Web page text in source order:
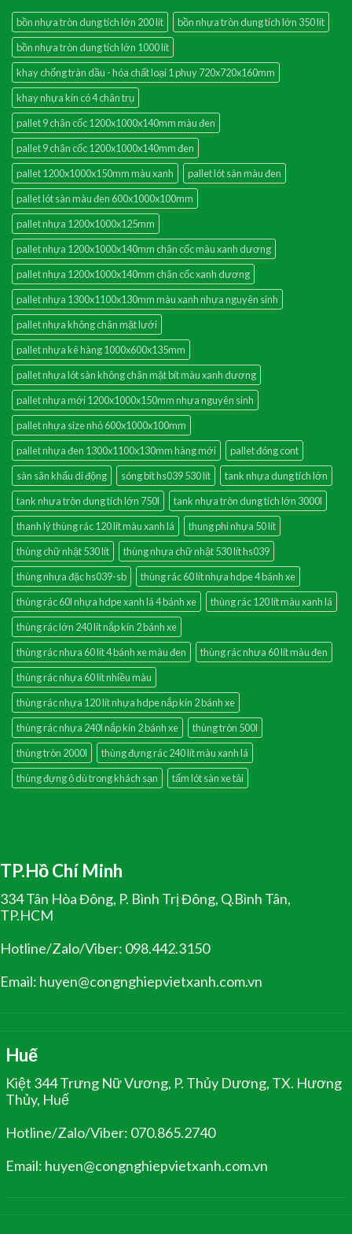
bồn nhựa tròn dung tích lớn 200 lít
bồn nhựa tròn dung tích lớn 350 lít
bồn nhựa tròn dung tích lớn 1000 lít
khay chống tràn dầu - hóa chất loại 1 phuy 720x720x160mm
khay nhựa kín có 4 chân trụ
pallet 9 chân cốc 1200x1000x140mm màu đen
pallet 9 chân cốc 1200x1000x140mm đen
pallet 1200x1000x150mm màu xanh
pallet lót sàn màu đen
pallet lót sàn màu đen 600x1000x100mm
pallet nhựa 1200x1000x125mm
pallet nhựa 1200x1000x140mm chân cốc màu xanh dương
pallet nhựa 1200x1000x140mm chân cốc xanh dương
pallet nhựa 1300x1100x130mm màu xanh nhựa nguyên sinh
pallet nhựa không chân mặt lưới
pallet nhựa kê hàng 1000x600x135mm
pallet nhựa lót sàn không chân mặt bít màu xanh dương
pallet nhựa mới 1200x1000x150mm nhựa nguyên sinh
pallet nhựa size nhỏ 600x1000x100mm
pallet nhựa đen 1300x1100x130mm hàng mới
pallet đóng cont
sàn sân khấu di động
sóng bít hs039 530 lít
tank nhựa dung tích lớn
tank nhựa tròn dung tích lớn 750l
tank nhựa tròn dung tích lớn 3000l
thanh lý thùng rác 120 lít màu xanh lá
thung phi nhựa 50 lít
thùng chữ nhật 530 lít
thùng nhựa chữ nhật 530 lít hs039
thùng nhựa đặc hs039-sb
thùng rác 60 lít nhựa hdpe 4 bánh xe
thùng rác 60l nhựa hdpe xanh lá 4 bánh xe
thùng rác 120 lít màu xanh lá
thùng rác lớn 240 lít nắp kín 2 bánh xe
thùng rác nhưa 60 lít 4 bánh xe màu đen
thùng rác nhưa 60 lít màu đen
thùng rác nhựa 60 lít nhiều màu
thùng rác nhựa 120 lít nhựa hdpe nắp kín 2 bánh xe
thùng rác nhựa 240l nắp kín 2 bánh xe
thùng tròn 500l
thùng tròn 2000l
thùng đựng rác 240 lít màu xanh lá
thùng đựng ô dù trong khách sạn
tấm lót sàn xe tải
TP.Hồ Chí Minh
334 Tân Hòa Đông, P. Bình Trị Đông, Q.Bình Tân,
TP.HCM
Hotline/Zalo/Viber: 098.442.3150
Email: huyen@congnghiepvietxanh.com.vn
Huế
Kiệt 344 Trưng Nữ Vương, P. Thủy Dương, TX. Hương
Thủy, Huế
Hotline/Zalo/Viber: 070.865.2740
Email: huyen@congnghiepvietxanh.com.vn